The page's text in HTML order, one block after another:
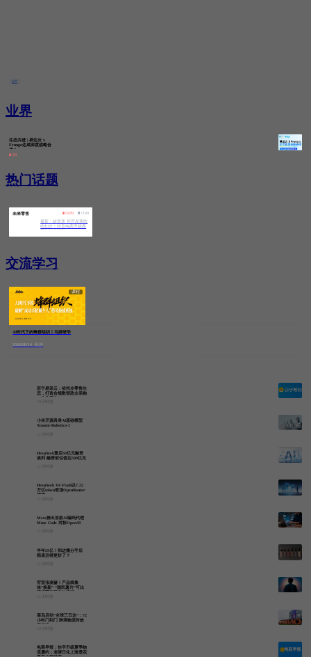
业界
业界
生态共进 | 易达云 x
Fruugo达成深度战略合
作！
24
热门话题
未来零售 +149
5439
最新：缺资质 拒开发票统
统扣分！抖音电商升级商
家体验分规则
交流学习
课程
AI时代下的蜂群组织丨马蹄研学
2026/08/14 长沙
苏宁易采云：依托全零售生
态，打造合规数智政企采购
一体化平台
小米开源具身AI基础模型
Xiaomi-Robotics-1
DeepSeek重启50亿元融资
谈判 融资前估值达500亿元
DeepSeek V4 Flash以7.22
万亿token登顶OpenRouter
周榜
Meta推出首款AI编码代理
Muse Code 对标OpenAI
半年25亿！和达播分手后
韩束活得更好了？
官宣张凌赫！产品线集
体“焕新” “国民薯片”可比
克按下年轻化加速键
菜鸟启动“全球三日达”：72
小时门到门 跨境物流时效
再提速
电商早报：快手升级夏季物
流履约；老牌日化上海雪花